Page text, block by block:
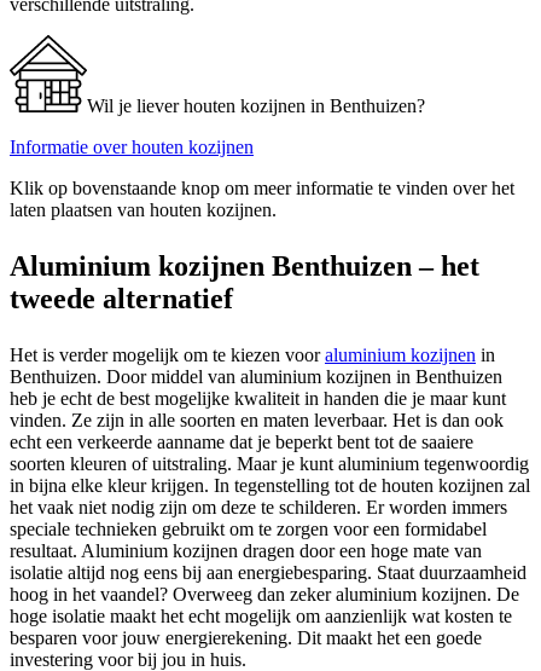
verschillende uitstraling.
Wil je liever houten kozijnen in Benthuizen?
Informatie over houten kozijnen
Klik op bovenstaande knop om meer informatie te vinden over het
laten plaatsen van houten kozijnen.
Aluminium kozijnen Benthuizen – het
tweede alternatief
Het is verder mogelijk om te kiezen vooraluminium kozijnen in
Benthuizen. Door middel van aluminium kozijnen in Benthuizen
heb je echt de best mogelijke kwaliteit in handen die je maar kunt
vinden. Ze zijn in alle soorten en maten leverbaar. Het is dan ook
echt een verkeerde aanname dat je beperkt bent tot de saaiere
soorten kleuren of uitstraling. Maar je kunt aluminium tegenwoordig
in bijna elke kleur krijgen. In tegenstelling tot de houten kozijnen zal
het vaak niet nodig zijn om deze te schilderen. Er worden immers
speciale technieken gebruikt om te zorgen voor een formidabel
resultaat. Aluminium kozijnen dragen door een hoge mate van
isolatie altijd nog eens bij aan energiebesparing. Staat duurzaamheid
hoog in het vaandel? Overweeg dan zeker aluminium kozijnen. De
hoge isolatie maakt het echt mogelijk om aanzienlijk wat kosten te
besparen voor jouw energierekening. Dit maakt het een goede
investering voor bij jou in huis.